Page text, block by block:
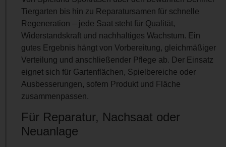
Tiergarten bis hin zu Reparatursamen für schnelle
Regeneration – jede Saat steht für Qualität,
Widerstandskraft und nachhaltiges Wachstum. Ein
gutes Ergebnis hängt von Vorbereitung, gleichmäßiger
Verteilung und anschließender Pflege ab. Der Einsatz
eignet sich für Gartenflächen, Spielbereiche oder
Ausbesserungen, sofern Produkt und Fläche
zusammenpassen.
Für Reparatur, Nachsaat oder
Neuanlage